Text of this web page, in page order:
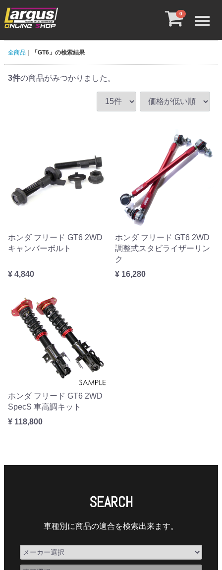
0
全商品 「GT6」の検索結果
3件の商品がみつかりました。
ホンダ フリード GT6 2WD
キャンバーボルト
¥ 4,840
ホンダ フリード GT6 2WD
調整式スタビライザーリン
ク
¥ 16,280
ホンダ フリード GT6 2WD
SpecS 車高調キット
¥ 118,800
SEARCH
車種別に商品の適合を検索出来ます。